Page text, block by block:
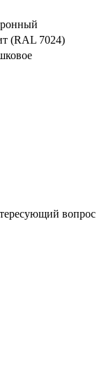
(RAL 7024)
вопрос